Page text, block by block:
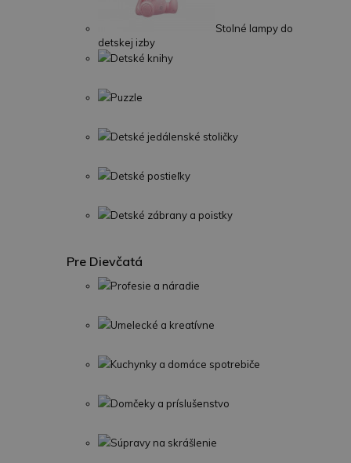
Stolné lampy do
detskej izby
Detské knihy
Puzzle
Detské jedálenské stoličky
Detské postieľky
Detské zábrany a poistky
Pre Dievčatá
Profesie a náradie
Umelecké a kreatívne
Kuchynky a domáce spotrebiče
Domčeky a príslušenstvo
Súpravy na skrášlenie